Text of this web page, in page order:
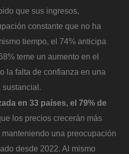
que sus ingresos,
constante que no ha
tiempo, el 74% anticipa
teme un aumento en el
la falta de confianza en una
sustancial.
en 33 países, el 79% de
los precios crecerán más
una preocupación
desde 2022. Al mismo